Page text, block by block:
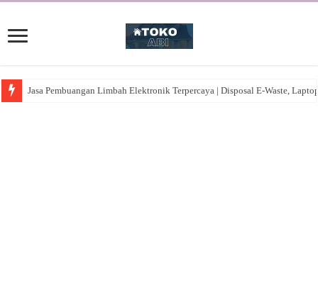
Jasa Pembuangan Limbah Elektronik Terpercaya | Disposal E-Waste,